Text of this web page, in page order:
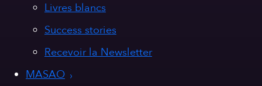
Livres blancs
Success stories
Recevoir la Newsletter
MASAO